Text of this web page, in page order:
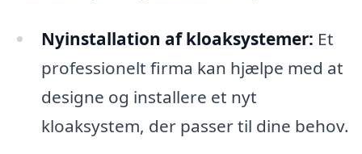
Nyinstallation af kloaksystemer: Et
professionelt firma kan hjælpe med at
designe og installere et nyt
kloaksystem, der passer til dine behov.